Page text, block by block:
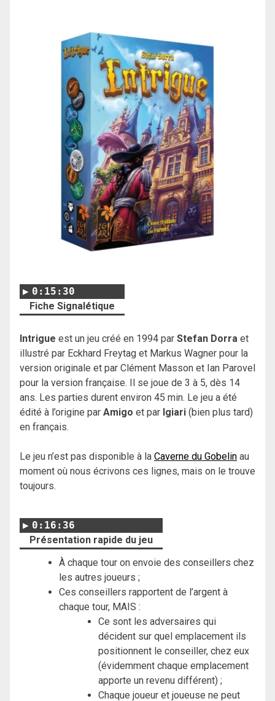
0:15:30
Fiche Signalétique
Intrigue est un jeu créé en 1994 par Stefan Dorra et
illustré par Eckhard Freytag et Markus Wagner pour la
version originale et par Clément Masson et Ian Parovel
pour la version française. Il se joue de 3 à 5, dès 14
ans. Les parties durent environ 45 min. Le jeu a été
édité à l’origine par Amigo et par Igiari (bien plus tard)
en français.
Le jeu n’est pas disponible à la Caverne du Gobelin au
moment où nous écrivons ces lignes, mais on le trouve
toujours.
0:16:36
Présentation rapide du jeu
À chaque tour on envoie des conseillers chez
les autres joueurs ;
Ces conseillers rapportent de l’argent à
chaque tour, MAIS :
Ce sont les adversaires qui
décident sur quel emplacement ils
positionnent le conseiller, chez eux
(évidemment chaque emplacement
apporte un revenu différent) ;
Chaque joueur et joueuse ne peut